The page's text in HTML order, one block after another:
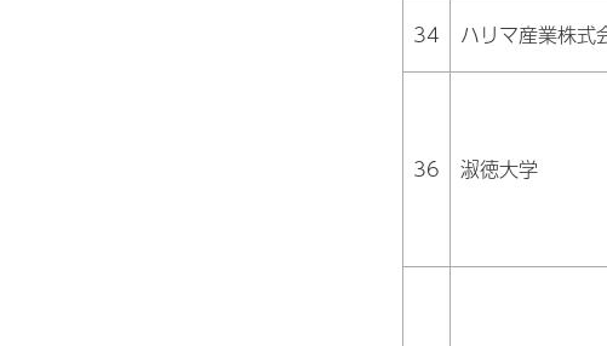
34
ハリマ産業株式
36 淑徳大学